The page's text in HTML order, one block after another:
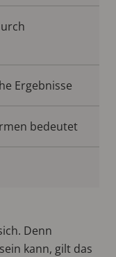
Ergebnisse
bedeutet
Denn
kann, gilt das